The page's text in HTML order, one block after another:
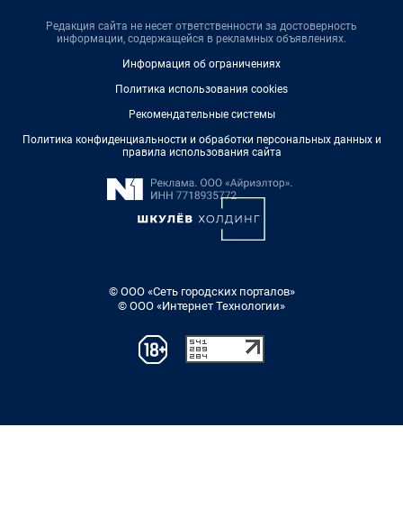
Редакция сайта не несет ответственности за достоверность
информации, содержащейся в рекламных объявлениях.
Информация об ограничениях
Политика использования cookies
Рекомендательные системы
Политика конфиденциальности и обработки персональных данных и
правила использования сайта
© ООО «Сеть городских порталов»
© ООО «Интернет Технологии»